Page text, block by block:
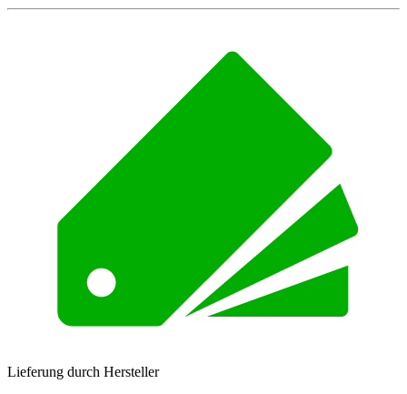
Lieferung durch Hersteller